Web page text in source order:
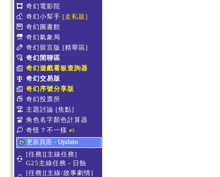
奇幻電影院
奇幻小幫手 [走私販]
奇幻圖書館
奇幻氣象局
奇幻留言版 [精華區]
奇幻閒聊區
奇幻遊戲看板查詢器
奇幻交易版
奇幻序號分享版
奇幻投票所
主題討論 [焦點]
角色名字顏色計算器
奇怪？不一樣 #5
更新頁面 - Update
[任務][主線任務]
G25主線任務 - 日蝕
[任務][主線/故事劇情]